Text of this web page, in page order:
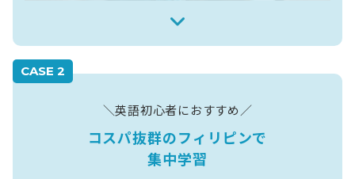
CASE 2
＼英語初心者におすすめ／
コスパ抜群のフィリピンで
集中学習